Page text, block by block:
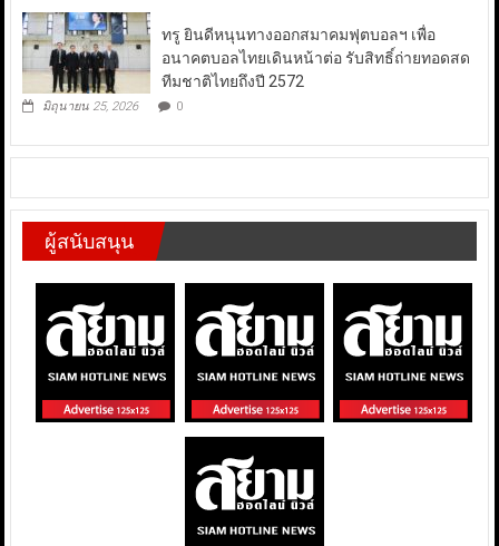
ทรู ยินดีหนุนทางออกสมาคมฟุตบอลฯ เพื่อ
อนาคตบอลไทยเดินหน้าต่อ รับสิทธิ์ถ่ายทอดสด
ทีมชาติไทยถึงปี 2572
มิถุนายน 25, 2026 0
ผู้สนับสนุน